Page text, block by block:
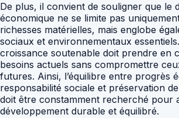
De plus, il convient de souligner que le
économique ne se limite pas
richesses matérielles, mais englobe
sociaux et environnementaux
croissance soutenable doit prendre en
besoins actuels sans compromettre
futures. Ainsi, l’équilibre entre progrès
responsabilité sociale et préservation
doit être constamment recherché pour
développement durable et équilibré.